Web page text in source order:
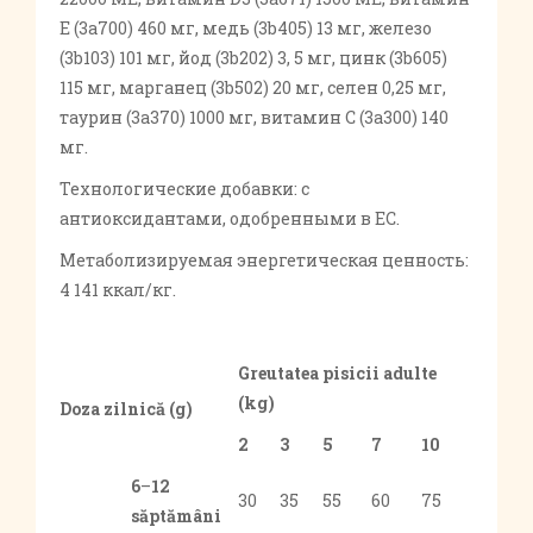
Е (3а700) 460 мг, медь (3b405) 13 мг, железо
(3b103) 101 мг, йод (3b202) 3, 5 мг, цинк (3b605)
115 мг, марганец (3b502) 20 мг, селен 0,25 мг,
таурин (3a370) 1000 мг, витамин С (3a300) 140
мг.
Технологические добавки: с
антиоксидантами, одобренными в ЕС.
Метаболизируемая энергетическая ценность:
4 141 ккал/кг.
Doza zilnică (g)
Greutatea pisicii adulte
(kg)
2
3 5 7 10
6–12
săptămâni
30 35 55 60 75